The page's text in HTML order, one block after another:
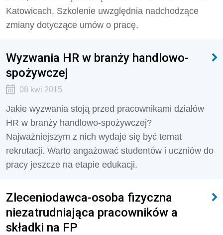
Katowicach. Szkolenie uwzględnia nadchodzące
zmiany dotyczące umów o pracę.
Wyzwania HR w branży handlowo-
spożywczej
08 kwi 2015
Jakie wyzwania stoją przed pracownikami działów
HR w branży handlowo-spożywczej?
Najważniejszym z nich wydaje się być temat
rekrutacji. Warto angażować studentów i uczniów do
pracy jeszcze na etapie edukacji.
Zleceniodawca-osoba fizyczna
niezatrudniająca pracowników a
składki na FP